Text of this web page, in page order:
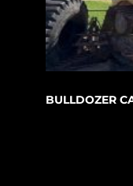
BULLDOZER